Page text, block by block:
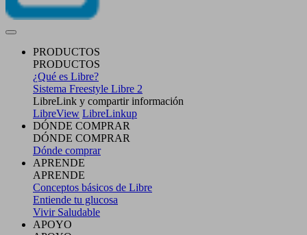
PRODUCTOS
PRODUCTOS
¿Qué es Libre?
Sistema Freestyle Libre 2
LibreLink y compartir información
LibreView LibreLinkup
DÓNDE COMPRAR
DÓNDE COMPRAR
Dónde comprar
APRENDE
APRENDE
Conceptos básicos de Libre
Entiende tu glucosa
Vivir Saludable
APOYO